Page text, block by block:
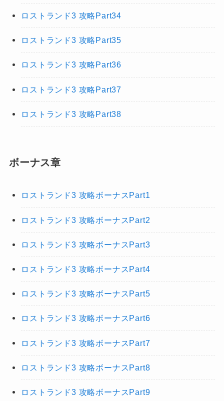
ロストランド3 攻略Part34
ロストランド3 攻略Part35
ロストランド3 攻略Part36
ロストランド3 攻略Part37
ロストランド3 攻略Part38
ボーナス章
ロストランド3 攻略ボーナスPart1
ロストランド3 攻略ボーナスPart2
ロストランド3 攻略ボーナスPart3
ロストランド3 攻略ボーナスPart4
ロストランド3 攻略ボーナスPart5
ロストランド3 攻略ボーナスPart6
ロストランド3 攻略ボーナスPart7
ロストランド3 攻略ボーナスPart8
ロストランド3 攻略ボーナスPart9